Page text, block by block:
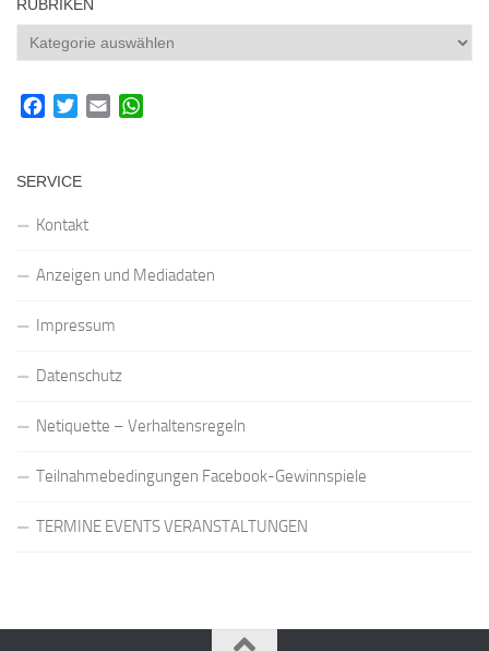
RUBRIKEN
Rubriken
FacebookTwitterEmail
SERVICE
Kontakt
Anzeigen und Mediadaten
Impressum
Datenschutz
Netiquette – Verhaltensregeln
Teilnahmebedingungen Facebook-Gewinnspiele
TERMINE EVENTS VERANSTALTUNGEN